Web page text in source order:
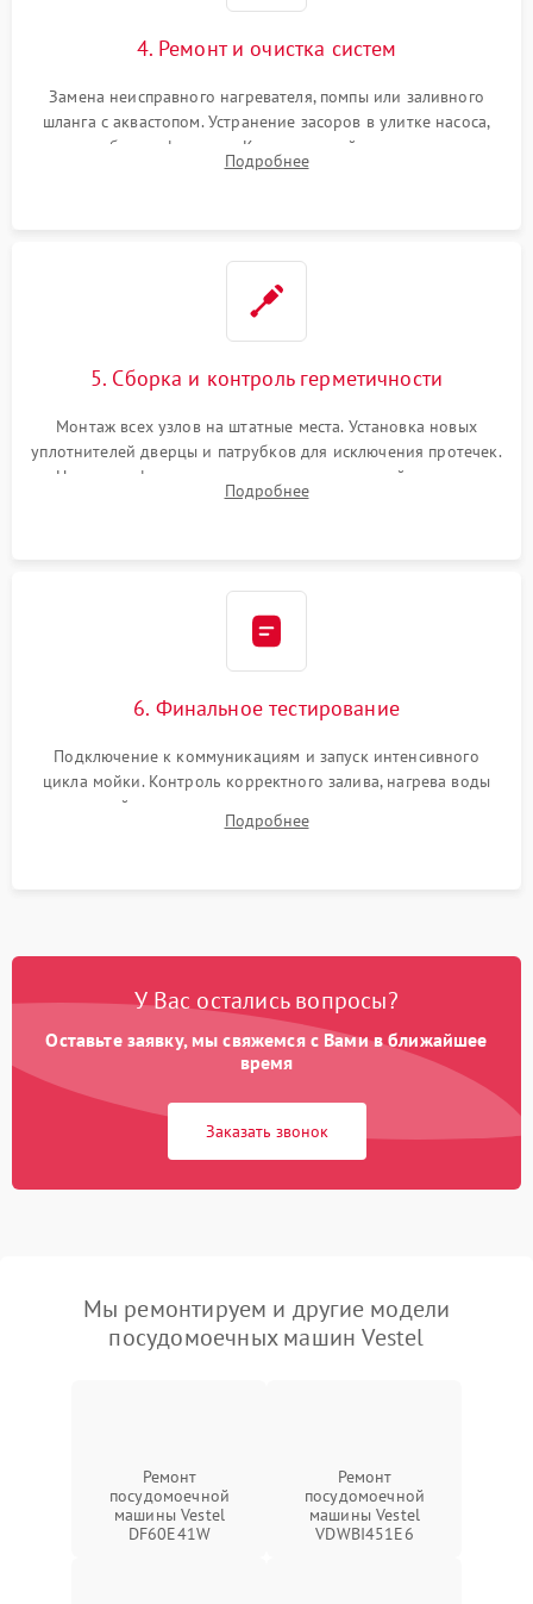
4. Ремонт и очистка систем
Замена неисправного нагревателя, помпы или заливного
шланга с аквастопом. Устранение засоров в улитке насоса,
патрубках и фильтрах. Компонентный ремонт платы
управления, восстановление поврежденной проводки.
Подробнее
5. Сборка и контроль герметичности
Монтаж всех узлов на штатные места. Установка новых
уплотнителей дверцы и патрубков для исключения протечек.
Надежная фиксация хомутов гидравлической системы,
сборка корпуса и установка датчика поплавка.
Подробнее
6. Финальное тестирование
Подключение к коммуникациям и запуск интенсивного
цикла мойки. Контроль корректного залива, нагрева воды
до нужной температуры, отсутствия посторонних шумов,
штатного слива и абсолютной сухости в поддоне.
Подробнее
У Вас остались вопросы?
Оставьте заявку, мы свяжемся с Вами в ближайшее
время
Заказать звонок
Мы ремонтируем и другие модели
посудомоечных машин Vestel
Ремонт
посудомоечной
машины Vestel
DF60E41W
Ремонт
посудомоечной
машины Vestel
VDWBI451E6